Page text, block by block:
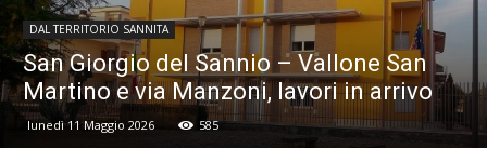
DAL TERRITORIO SANNITA
San Giorgio del Sannio – Vallone San
Martino e via Manzoni, lavori in arrivo
lunedì 11 Maggio 2026 585